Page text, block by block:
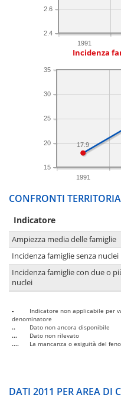
1991
2.4
2.6
Incidenza
1991
15
20
25
30
35
17.9
CONFRONTI
Indicatore
Ampiezza media delle famiglie
Incidenza famiglie senza nuclei
Incidenza famiglie con due o
nuclei
-
Indicatore non applicabile per
denominatore
..
Dato non ancora disponibile
...
Dato non rilevato
....
La mancanza o esiguità del
DATI 2011 PER AREA DI